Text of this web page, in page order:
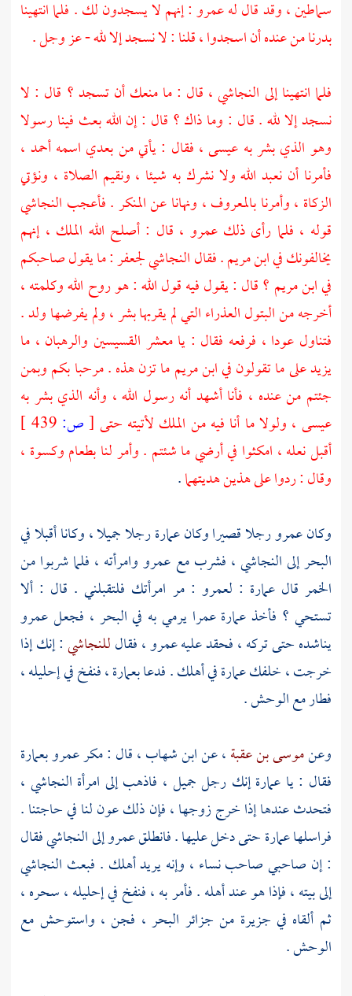
سماطين ، وقد قال لهعمرو: إنهم لا يسجدون لك . فلما انتهينا
بدرنا من عنده أن اسجدوا ، قلنا : لا نسجد إلا لله - عز وجل .
فلما انتهينا إلى النجاشي، قال : ما منعك أن تسجد ؟ قال : لا
نسجد إلا لله . قال : وما ذاك ؟ قال : إن الله بعث فينا رسولا
وهو الذي بشر به عيسى، فقال : يأتي من بعدي اسمهأحمد ،
فأمرنا أن نعبد الله ولا نشرك به شيئا ، ونقيم الصلاة ، ونؤتي
الزكاة ، وأمرنا بالمعروف ، ونهانا عن المنكر . فأعجب النجاشي
قوله ، فلما رأى ذلكعمرو ، قال : أصلح الله الملك ، إنهم
يخالفونك فيابن مريم. فقالالنجاشيلجعفر: ما يقول صاحبكم
فيابن مريم ؟ قال : يقول فيه قول الله : هو روح الله وكلمته ،
أخرجه من البتول العذراء التي لم يقربها بشر ، ولم يفرضها ولد .
فتناول عودا ، فرفعه فقال : يا معشر القسيسين والرهبان ، ما
يزيد على ما تقولون فيابن مريمما تزن هذه . مرحبا بكم وبمن
جئتم من عنده ، فأنا أشهد أنه رسول الله ، وأنه الذي بشر به
عيسى ، ولولا ما أنا فيه من الملك لأتيته حتى [ص:
أقبل نعله ، امكثوا في أرضي ما شئتم . وأمر لنا بطعام وكسوة ،
وقال : ردوا على هذين هديتهما.
وكانعمرورجلا قصيرا وكانعمارةرجلا جميلا ، وكانا أقبلا في
البحر إلىالنجاشي، فشرب مع عمرووامرأته ، فلما شربوا من
الخمر قالعمارة : لعمرو : مر امرأتك فلتقبلني . قال : ألا
تستحي ؟ فأخذعمارةعمرايرمي به في البحر ، فجعلعمرو
يناشده حتى تركه ، فحقد عليهعمرو، فقالللنجاشي: إنك إذا
خرجت ، خلفكعمارةفي أهلك . فدعابعمارة، فنفخ في إحليله ،
فطار مع الوحش .
وعنموسى بن عقبة، عنابن شهاب، قال : مكرعمروبعمارة
فقال : يا عمارةإنك رجل جميل ، فاذهب إلى امرأة النجاشي ،
فتحدث عندها إذا خرج زوجها ، فإن ذلك عون لنا في حاجتنا .
فراسلهاعمارةحتى دخل عليها . فانطلقعمروإلىالنجاشيفقال
: إن صاحبي صاحب نساء ، وإنه يريد أهلك . فبعث النجاشي
إلى بيته ، فإذا هو عند أهله . فأمر به ، فنفخ في إحليله ، سحره ،
ثم ألقاه في جزيرة من جزائر البحر ، فجن ، واستوحش مع
الوحش .